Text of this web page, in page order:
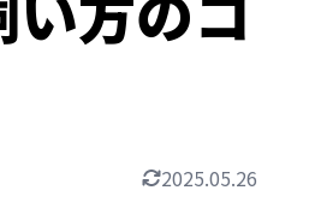
2025.05.26